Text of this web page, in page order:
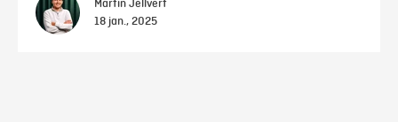
Martin Jellvert
18 jan., 2025